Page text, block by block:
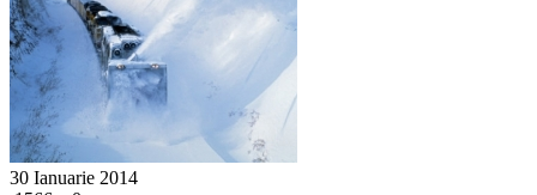
30 Ianuarie 2014